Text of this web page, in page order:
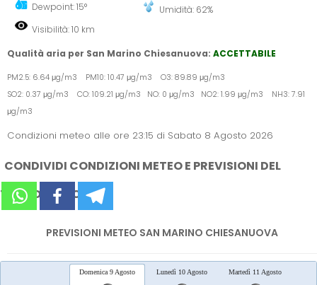
Dewpoint: 15°
Umidità: 62%
Visibilità: 10 km
Qualità aria per San Marino Chiesanuova: ACCETTABILE
PM2.5: 6.64 μg/m3 PM10: 10.47 μg/m3 O3: 89.89 μg/m3
SO2: 0.37 μg/m3 CO: 109.21 μg/m3 NO: 0 μg/m3 NO2: 1.99 μg/m3 NH3: 7.91
μg/m3
Condizioni meteo alle ore 23:15 di Sabato 8 Agosto 2026
CONDIVIDI CONDIZIONI METEO E PREVISIONI DEL
TEMPO SUI SOCIAL
PREVISIONI METEO SAN MARINO CHIESANUOVA
Domenica 9 Agosto Lunedì 10 Agosto Martedì 11 Agosto